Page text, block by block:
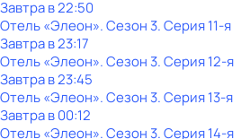
Завтра в 22:50
Отель «Элеон». Сезон 3. Серия 11-я
Завтра в 23:17
Отель «Элеон». Сезон 3. Серия 12-я
Завтра в 23:45
Отель «Элеон». Сезон 3. Серия 13-я
Завтра в 00:12
Отель «Элеон». Сезон 3. Серия 14-я